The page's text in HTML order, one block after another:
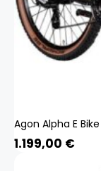
1.199,00 €